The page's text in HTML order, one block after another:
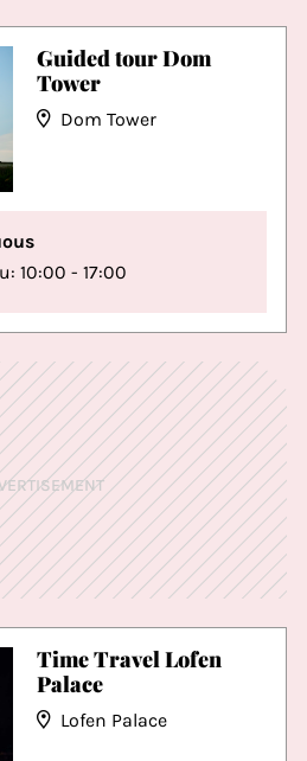
Guided tour Dom
Tower
Dom Tower
10:00 - 17:00
Time Travel Lofen
Palace
Lofen Palace